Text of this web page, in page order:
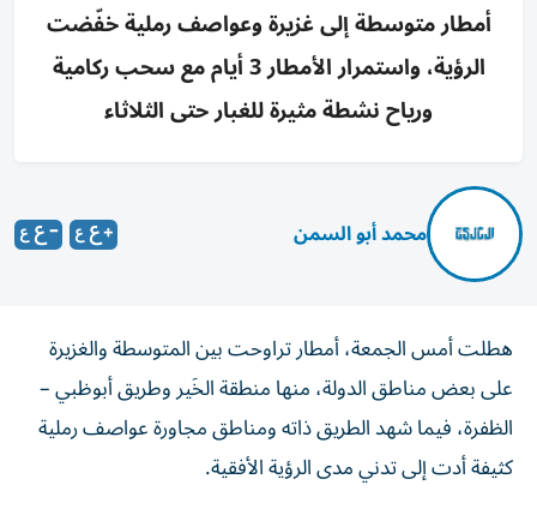
أمطار متوسطة إلى غزيرة وعواصف رملية خفّضت
الرؤية، واستمرار الأمطار 3 أيام مع سحب ركامية
ورياح نشطة مثيرة للغبار حتى الثلاثاء
محمد أبو السمن
هطلت أمس الجمعة، أمطار تراوحت بين المتوسطة والغزيرة
على بعض مناطق الدولة، منها منطقة الخَير وطريق أبوظبي –
الظفرة، فيما شهد الطريق ذاته ومناطق مجاورة عواصف رملية
كثيفة أدت إلى تدني مدى الرؤية الأفقية.